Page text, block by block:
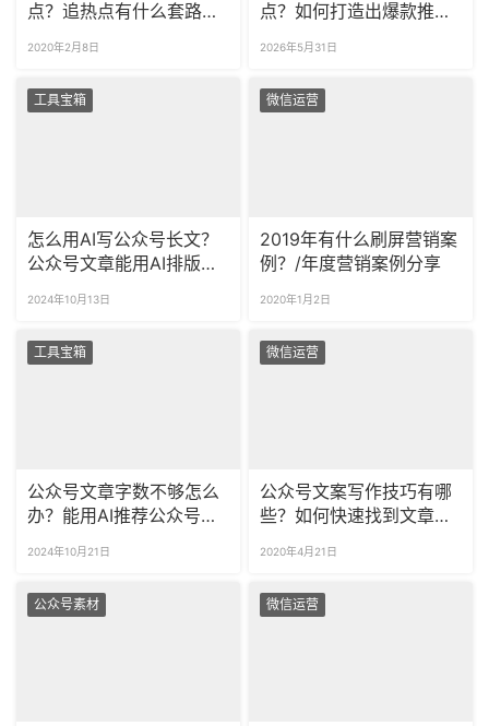
点？追热点有什么套路
2020年2月8日
点？如何打造出爆款推
2026年5月31日
工具宝箱
怎么用AI写公众号长文？
公众号文章能用AI排版
2024年10月13日
微信运营
2019年有什么刷屏营销案
例？/年度营销案例分享
2020年1月2日
工具宝箱
公众号文章字数不够怎么
办？能用AI推荐公众号标
2024年10月21日
微信运营
公众号文案写作技巧有哪
些？如何快速找到文章写
2020年4月21日
公众号素材 微信运营